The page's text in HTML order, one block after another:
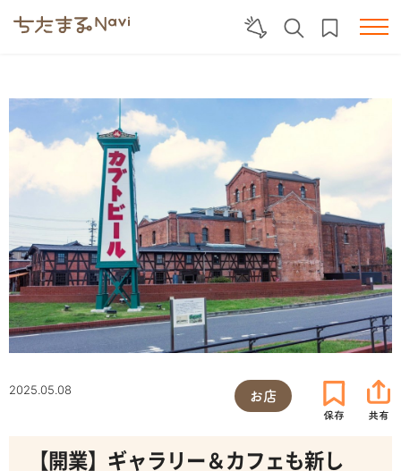
2025.05.08 お店
【開業】ギャラリー＆カフェも新し